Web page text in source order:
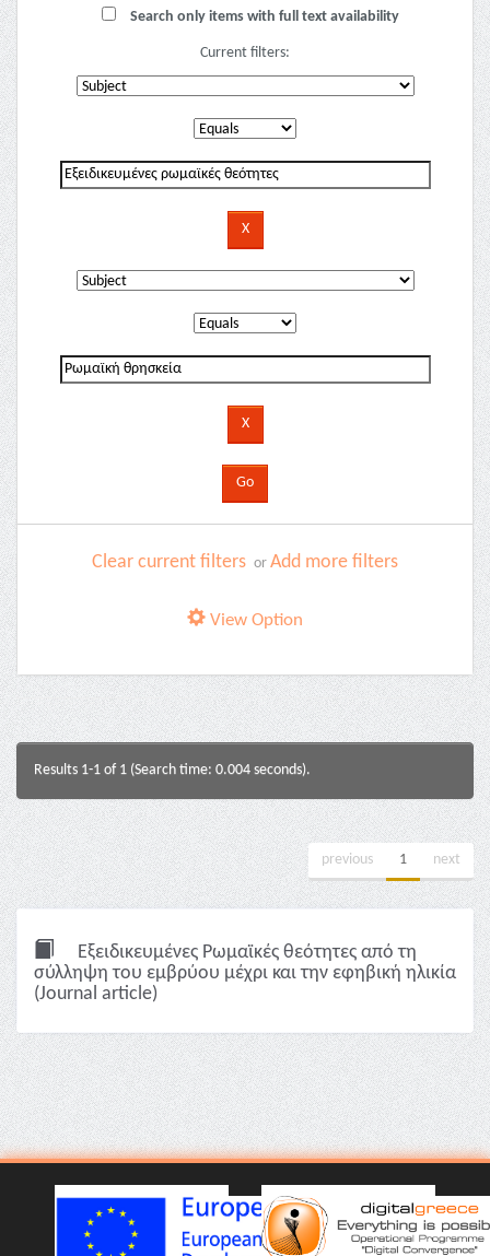
Search only items with full text availability
Current filters:
Clear current filters or Add more filters
View Option
Results 1-1 of 1 (Search time: 0.004 seconds).
previous 1 next
Εξειδικευμένες Ρωμαϊκές θεότητες από τη
σύλληψη του εμβρύου μέχρι και την εφηβική ηλικία
(Journal article)